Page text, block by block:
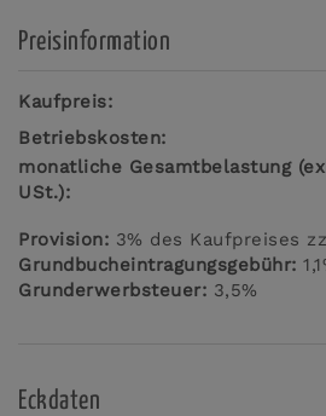
Preisinformation
Kaufpreis:
Betriebskosten:
monatliche Gesamtbelastung
USt.):
Provision: 3% des Kaufpreises
Grundbucheintragungsgebühr:
Grunderwerbsteuer: 3,5%
Eckdaten